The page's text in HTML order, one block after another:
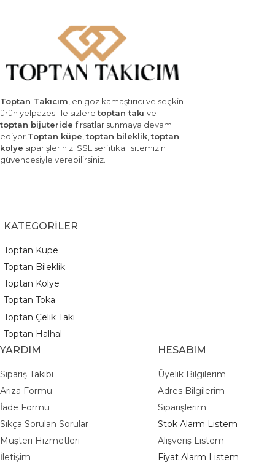
Toptan Takıcım , en göz kamaştırıcı ve seçkin
ürün yelpazesi ile sizleretoptan takı ve
toptan bijuteridefırsatlar sunmaya devam
ediyor. Toptan küpe ,toptan bileklik ,toptan
kolye siparişlerinizi SSL serfitikali sitemizin
güvencesiyle verebilirsiniz.
KATEGORİLER
Toptan Küpe
Toptan Bileklik
Toptan Kolye
Toptan Toka
Toptan Çelik Takı
Toptan Halhal
YARDIM
Sipariş Takibi
Arıza Formu
İade Formu
Sıkça Sorulan Sorular
Müşteri Hizmetleri
İletişim
HESABIM
Üyelik Bilgilerim
Adres Bilgilerim
Siparişlerim
Stok Alarm Listem
Alışveriş Listem
Fiyat Alarm Listem